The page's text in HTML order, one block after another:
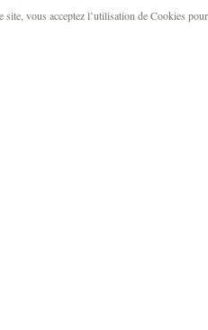
vous acceptez l’utilisation de Cookies